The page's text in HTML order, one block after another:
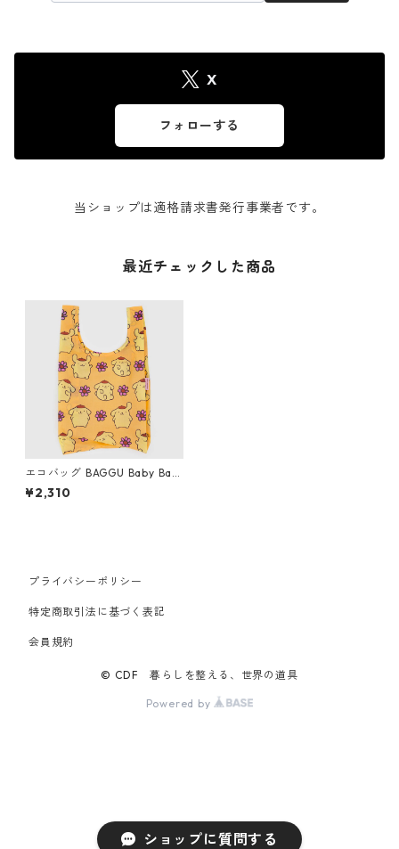
ショップに質問する
X
フォローする
当ショップは適格請求書発行事業者です。
最近チェックした商品
エコバッグ BAGGU Baby Bag
gu x Sanrio Collection ベビ
ーバグゥ バグー サンリオ Po
¥2,310
プライバシーポリシー
特定商取引法に基づく表記
会員規約
© CDF 暮らしを整える、世界の道具
Powered by